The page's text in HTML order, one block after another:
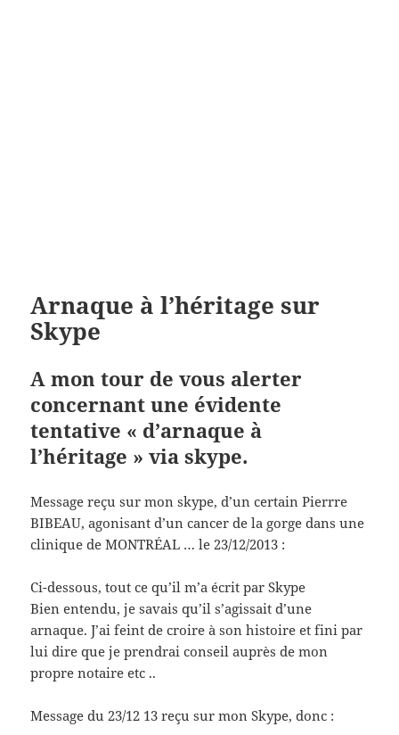
Arnaque à l’héritage sur
Skype
A mon tour de vous alerter
concernant une évidente
tentative « d’arnaque à
l’héritage » via skype.
Message reçu sur mon skype, d’un certain Pierrre
BIBEAU, agonisant d’un cancer de la gorge dans une
clinique de MONTRÉAL … le 23/12/2013 :
Ci-dessous, tout ce qu’il m’a écrit par Skype
Bien entendu, je savais qu’il s’agissait d’une
arnaque. J’ai feint de croire à son histoire et fini par
lui dire que je prendrai conseil auprès de mon
propre notaire etc ..
Message du 23/12 13 reçu sur mon Skype, donc :